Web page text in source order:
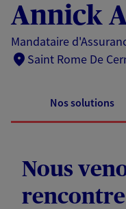
Annick
Mandataire
Saint Rome De
Nos solutions
Nous